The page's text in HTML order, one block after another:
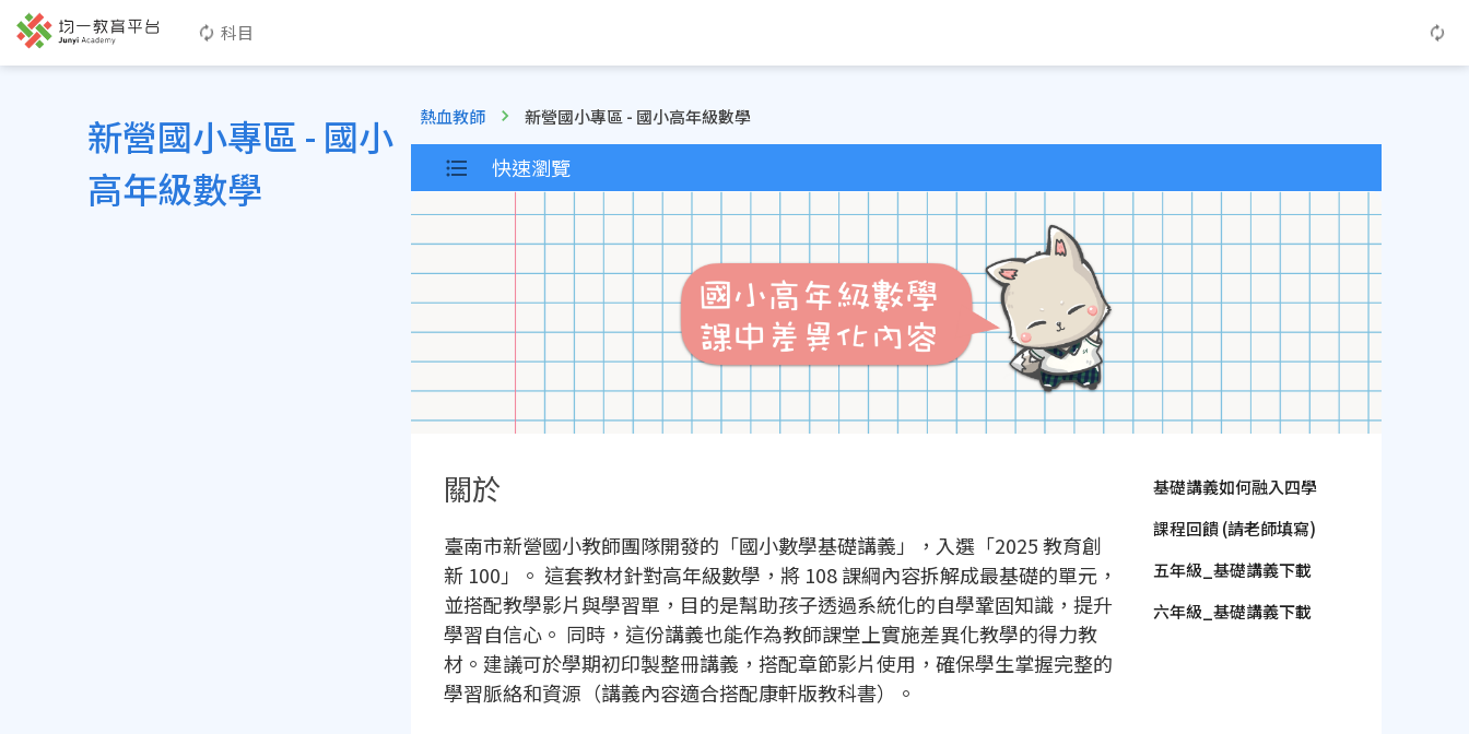
科目
新營國小專區 - 國小
高年級數學
熱血教師 新營國小專區 - 國小高年級數學
快速瀏覽
關於
臺南市新營國小教師團隊開發的「國小數學基礎講義」，入選「2025 教育創
新 100」。 這套教材針對高年級數學，將 108 課綱內容拆解成最基礎的單元，
並搭配教學影片與學習單，目的是幫助孩子透過系統化的自學鞏固知識，提升
學習自信心。 同時，這份講義也能作為教師課堂上實施差異化教學的得力教
材。建議可於學期初印製整冊講義，搭配章節影片使用，確保學生掌握完整的
學習脈絡和資源（講義內容適合搭配康軒版教科書）。
基礎講義如何融入四學
課程回饋 (請老師填寫)
五年級_基礎講義下載
六年級_基礎講義下載